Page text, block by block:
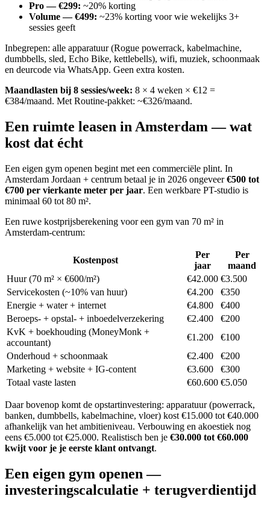
Pro — €299: ~20% korting
Volume — €499: ~23% korting voor wie wekelijks 3+
sessies geeft
Inbegrepen: alle apparatuur (Rogue powerrack, kabelmachine,
dumbbells, sled, Echo Bike, kettlebells), wifi, muziek, schoonmaak
en deurcode via WhatsApp. Geen extra kosten.
Maandlasten bij 8 sessies/week: 8 × 4 weken × €12 =
€384/maand. Met Routine-pakket: ~€326/maand.
Een ruimte leasen in Amsterdam — wat
kost dat écht
Een eigen gym openen begint met een commerciële plint. In
Amsterdam Jordaan + centrum betaal je in 2026 ongeveer€500 tot
€700 per vierkante meter per jaar. Een werkbare PT-studio is
minimaal 60 tot 80 m².
Een ruwe kostprijsberekening voor een gym van 70 m² in
Amsterdam-centrum:
Kostenpost
Per
jaar
Per
maand
Huur (70 m² × €600/m²)
€42.000 €3.500
Servicekosten (~10% van huur)
€4.200
€350
Energie + water + internet
€4.800
€400
Beroeps- + opstal- + inboedelverzekering
€2.400
€200
KvK + boekhouding (MoneyMonk +
accountant)
€1.200
€100
Onderhoud + schoonmaak
€2.400
€200
Marketing + website + IG-content
€3.600
€300
Totaal vaste lasten
€60.600 €5.050
Daar bovenop komt de opstartinvestering: apparatuur (powerrack,
banken, dumbbells, kabelmachine, vloer) kost €15.000 tot €40.000
afhankelijk van het ambitieniveau. Verbouwing en akoestiek nog
eens €5.000 tot €25.000. Realistisch ben je €30.000 tot €60.000
kwijt voor je je eerste klant ontvangt.
Een eigen gym openen —
investeringscalculatie + terugverdientijd